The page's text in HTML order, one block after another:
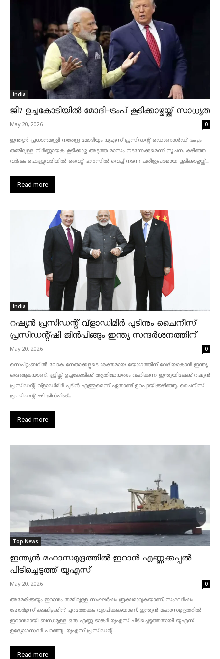
India
ജി7 ഉച്ചകോടിയിൽ മോദി-ട്രംപ് കൂടിക്കാഴ്ചയ്ക്ക് സാധ്യത
May 20, 2026 0
ഇന്ത്യൻ പ്രധാനമന്ത്രി നരേന്ദ്ര മോദിയും യുഎസ് പ്രസിഡന്റ് ഡൊണാൾഡ് ട്രംപും
തമ്മിലുള്ള നിർണ്ണായക കൂടിക്കാഴ്ച അടുത്ത മാസം നടന്നേക്കുമെന്ന് സൂചന. കഴിഞ്ഞ
വർഷം ഫെബ്രുവരിയിൽ വൈറ്റ് ഹൗസിൽ വെച്ച് നടന്ന ചരിത്രപരമായ കൂടിക്കാഴ്ചയ്ക്ക്...
Read more
India
റഷ്യൻ പ്രസിഡന്റ് വ്‌ളാഡിമിർ പുടിനും ചൈനീസ്
പ്രസിഡന്റ്ഷി ജിൻപിങ്ങും ഇന്ത്യ സന്ദർശനത്തിന്
May 20, 2026 0
സെപ്റ്റംബറിൽ ലോക നേതാക്കളുടെ ശക്തമായ യോഗത്തിന് വേദിയാകാൻ ഇന്ത്യ
ഒരുങ്ങുകയാണ്. ബ്രിക്സ് ഉച്ചകോടിക്ക് ആതിഥേയത്വം വഹിക്കുന്ന ഇന്ത്യയിലേക്ക് റഷ്യൻ
പ്രസിഡന്റ് വ്‌ളാഡിമിർ പുടിൻ എത്തുമെന്ന് ഏതാണ്ട് ഉറപ്പായിക്കഴിഞ്ഞു. ചൈനീസ്
പ്രസിഡന്റ് ഷി ജിൻപിങ്...
Read more
Top News
ഇന്ത്യൻ മഹാസമുദ്രത്തിൽ ഇറാൻ എണ്ണക്കപ്പൽ
പിടിച്ചെടുത്ത് യുഎസ്
May 20, 2026 0
അമേരിക്കയും ഇറാനും തമ്മിലുള്ള സംഘർഷം രൂക്ഷമാവുകയാണ്. സംഘർഷം
ഹോർമുസ് കടലിടുക്കിന് പുറത്തേക്കും വ്യാപിക്കുകയാണ്. ഇന്ത്യൻ മഹാസമുദ്രത്തിൽ
ഇറാനുമായി ബന്ധമുള്ള ഒരു എണ്ണ ടാങ്കർ യുഎസ് പിടിച്ചെടുത്തതായി യുഎസ്
ഉദ്യോഗസ്ഥർ പറഞ്ഞു. യുഎസ് പ്രസിഡന്റ്...
Read more